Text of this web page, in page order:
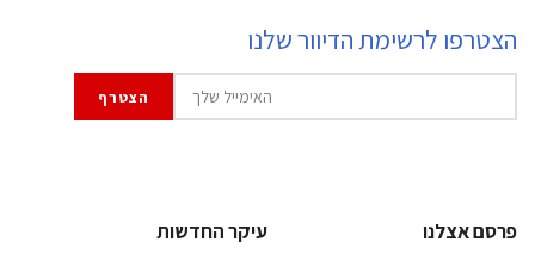
הצטרפו לרשימת הדיוור שלנו
פרסם אצלנו
עיקר החדשות